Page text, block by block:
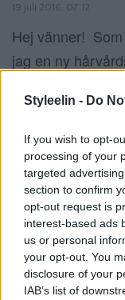
Styleelin - Do
If you wish to opt-
processing of your
targeted
section to confirm
opt-out request is
interest-based ads
us or personal
your opt-out. You
disclosure of your
IAB’s list of
19 juli 2016, 07:12
Hej vänner!
jag en ny
Proof – Resore
till för dig som
Serien lämpar
Men
schampo […]